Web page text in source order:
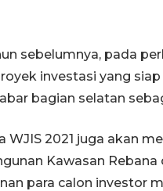
sebelumnya, pada
investasi yang
bagian selatan
WJIS 2021 juga akan
Kawasan Rebana
para calon investor